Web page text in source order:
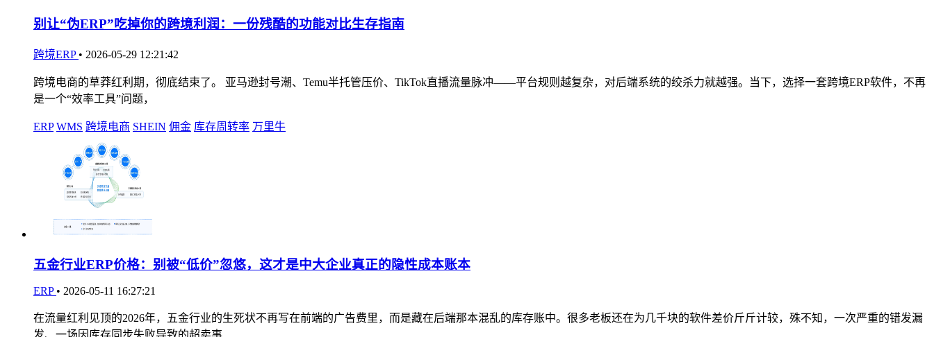
别让“伪ERP”吃掉你的跨境利润：一份残酷的功能对比生存指南
跨境ERP • 2026-05-29 12:21:42
跨境电商的草莽红利期，彻底结束了。 亚马逊封号潮、Temu半托管压价、TikTok直播流量脉冲——平台规则越复杂，对后端系统的绞杀力就越强。当下，选择一套跨境ERP软件，不再
是一个“效率工具”问题，
ERP WMS 跨境电商 SHEIN 佣金 库存周转率 万里牛
五金行业ERP价格：别被“低价”忽悠，这才是中大企业真正的隐性成本账本
ERP • 2026-05-11 16:27:21
在流量红利见顶的2026年，五金行业的生死状不再写在前端的广告费里，而是藏在后端那本混乱的库存账中。很多老板还在为几千块的软件差价斤斤计较，殊不知，一次严重的错发漏